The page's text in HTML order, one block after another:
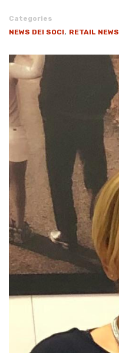
Categories
NEWS DEI SOCI, RETAIL NEWS